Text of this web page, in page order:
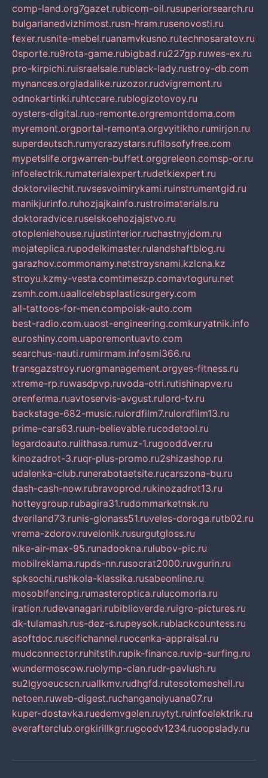
comp-land.org7gazet.rubicom-oil.rusuperiorsearch.ru
bulgarianedvizhimost.rusn-hram.rusenovosti.ru
fexer.rusnite-mebel.ruanamvkusno.rutechnosaratov.ru
0sporte.ru9rota-game.rubigbad.ru227gp.ruwes-ex.ru
pro-kirpichi.ruisraelsale.rublack-lady.rustroy-db.com
mynances.orgladalike.ruzozor.rudvigremont.ru
odnokartinki.ruhtccare.rublogizotovoy.ru
oysters-digital.ruo-remonte.orgremontdoma.com
myremont.orgportal-remonta.orgvyitikho.rumirjon.ru
superdeutsch.rumycrazystars.rufilosofyfree.com
mypetslife.orgwarren-buffett.orggreleon.comsp-or.ru
infoelectrik.rumaterialexpert.rudetkiexpert.ru
doktorvilechit.ruvsesvoimirykami.ruinstrumentgid.ru
manikjurinfo.ruhozjajkainfo.rustroimaterials.ru
doktoradvice.ruselskoehozjajstvo.ru
otopleniehouse.rujustinterior.ruchastnyjdom.ru
mojateplica.rupodelkimaster.rulandshaftblog.ru
garazhov.commonamy.netstroysnami.kzlcna.kz
stroyu.kzmy-vesta.comtimeszp.comavtoguru.net
zsmh.com.uaallcelebsplasticsurgery.com
all-tattoos-for-men.compoisk-auto.com
best-radio.com.uaost-engineering.comkuryatnik.info
euroshiny.com.uaporemontuavto.com
searchus-nauti.rumirmam.infosmi366.ru
transgazstroy.ruorgmanagement.orgyes-fitness.ru
xtreme-rp.ruwasdpvp.ruvoda-otri.rutishinapve.ru
orenferma.ruavtoservis-avgust.rulord-tv.ru
backstage-682-music.rulordfilm7.rulordfilm13.ru
prime-cars63.ruun-believable.rucodetool.ru
legardoauto.rulithasa.rumuz-1.rugooddver.ru
kinozadrot-3.ruqr-plus-promo.ru2shizashop.ru
udalenka-club.runerabotaetsite.rucarszona-bu.ru
dash-cash-now.rubravoprod.rukinozadrot13.ru
hotteygroup.rubagira31.rudommarketnsk.ru
dveriland73.runis-glonass51.ruveles-doroga.rutb02.ru
vrema-zdorov.ruvelonik.rusurgutgloss.ru
nike-air-max-95.runadookna.rulubov-pic.ru
mobilreklama.rupds-nn.rusocrat2000.ruvgurin.ru
spksochi.rushkola-klassika.rusabeonline.ru
mosoblfencing.rumasteroptica.rulucomoria.ru
iration.rudevanagari.rubiblioverde.ruigro-pictures.ru
dk-tulamash.rus-dez-s.rupeysok.rublackcountess.ru
asoftdoc.ruscifichannel.ruocenka-appraisal.ru
mudconnector.ruhitstih.rupik-finance.ruvip-surfing.ru
wundermoscow.ruolymp-clan.rudr-pavlush.ru
su2lgyoeucscn.ruallkmv.rudhgfd.rutesotomeshell.ru
netoen.ruweb-digest.ruchanganqiyuana07.ru
kuper-dostavka.ruedemvgelen.ruytyt.ruinfoelektrik.ru
everafterclub.orgkirillkgr.rugoodv1234.ruoopslady.ru